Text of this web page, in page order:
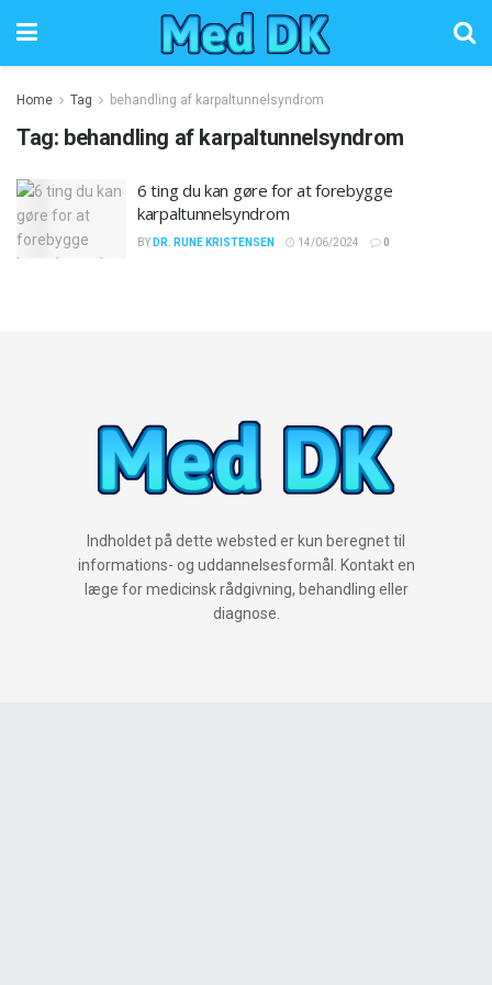
Home Tag behandling af karpaltunnelsyndrom
Tag: behandling af karpaltunnelsyndrom
6 ting du kan gøre for at forebygge
karpaltunnelsyndrom
BY DR. RUNE KRISTENSEN 14/06/2024 0
Indholdet på dette websted er kun beregnet til
informations- og uddannelsesformål. Kontakt en
læge for medicinsk rådgivning, behandling eller
diagnose.